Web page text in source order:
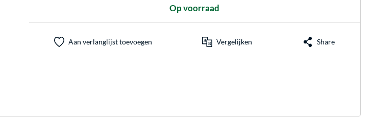
Op voorraad
Aan verlanglijst toevoegen Vergelijken Share